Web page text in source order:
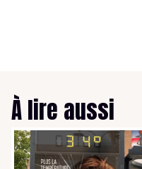
À lire aussi